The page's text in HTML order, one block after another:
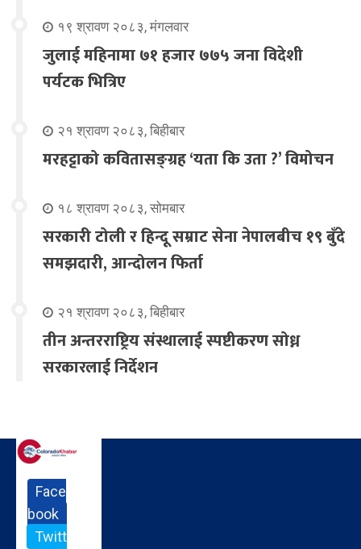
१९ श्रावण २०८३, मंगलवार
जुलाई महिनामा ७१ हजार ७७५ जना विदेशी
पर्यटक भित्रिए
२१ श्रावण २०८३, बिहीबार
मरहट्टाको कवितासङ्ग्रह ‘यता कि उता ?’ विमोचन
१८ श्रावण २०८३, सोमबार
सरकारी टोली र हिन्दू सम्राट सेना नेपालबीच १९ बुँदे
समझदारी, आन्दोलन फिर्ता
२१ श्रावण २०८३, बिहीबार
तीन अन्तरराष्ट्रिय संस्थालाई स्पष्टीकरण सोध्न
सरकारलाई निर्देशन
Face
book
Twitt